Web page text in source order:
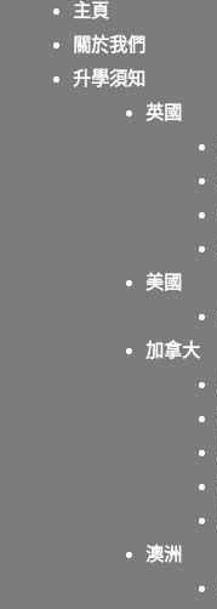
主頁
關於我們
升學須知
英國
美國
加拿大
澳洲